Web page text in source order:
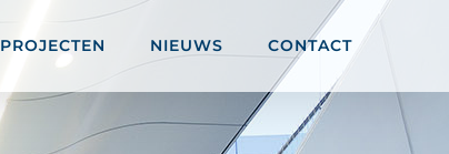
PROJECTEN NIEUWS CONTACT